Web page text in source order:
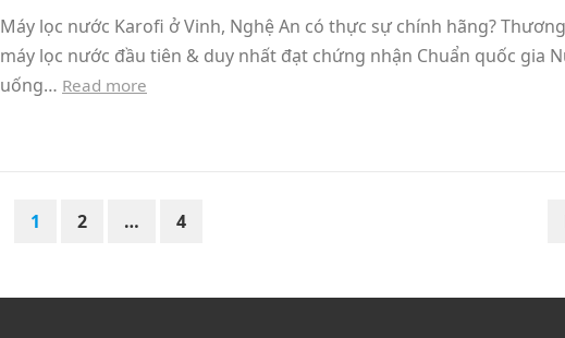
Máy lọc nước Karofi ở Vinh, Nghệ An có thực sự chính hãng?
máy lọc nước đầu tiên & duy nhất đạt chứng nhận Chuẩn quốc gia
uống… Read more
1 2 … 4